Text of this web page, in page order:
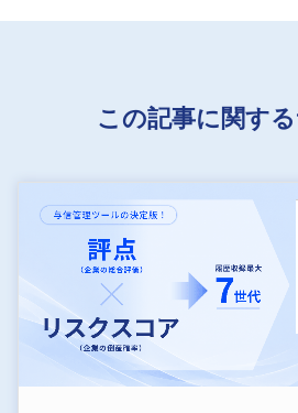
この記事に関す